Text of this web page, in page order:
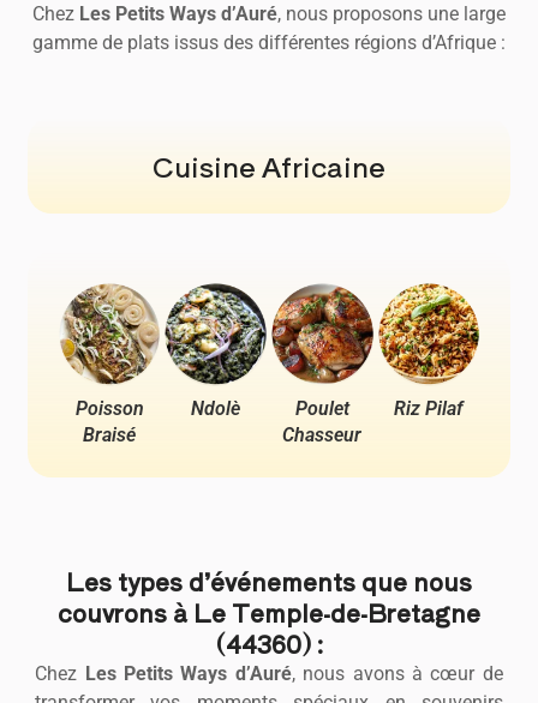
Chez Les Petits Ways d’Auré, nous proposons une large
gamme de plats issus des différentes régions d’Afrique :
Cuisine Africaine
Poisson
Braisé
Ndolè
Poulet
Chasseur
Riz Pilaf
Les types d’événements que nous
couvrons à Le Temple-de-Bretagne
(44360) :
Chez Les Petits Ways d’Auré, nous avons à cœur de